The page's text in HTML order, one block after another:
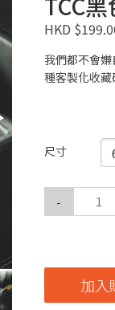
HKD
我們都不會
種客製化收
尺寸
-
加入